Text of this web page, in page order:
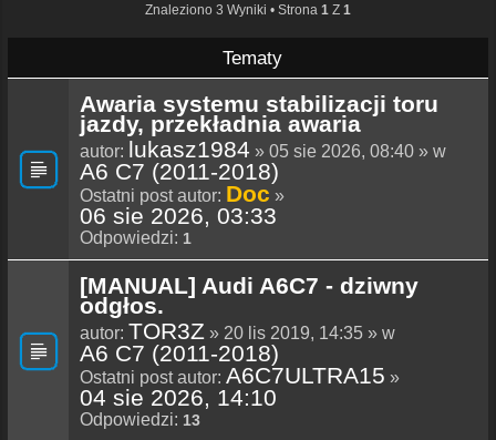
Znaleziono 3 Wyniki • Strona 1 Z 1
Tematy
Awaria systemu stabilizacji toru
jazdy, przekładnia awaria
autor: lukasz1984 » 05 sie 2026, 08:40 » w
A6 C7 (2011-2018)
Ostatni post autor: Doc »
06 sie 2026, 03:33
Odpowiedzi: 1
[MANUAL] Audi A6C7 - dziwny
odgłos.
autor: TOR3Z » 20 lis 2019, 14:35 » w
A6 C7 (2011-2018)
Ostatni post autor: A6C7ULTRA15 »
04 sie 2026, 14:10
Odpowiedzi: 13